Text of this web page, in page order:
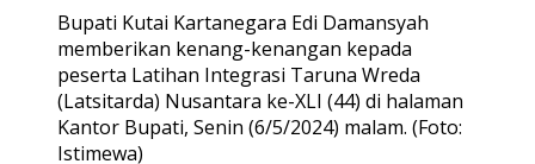
Bupati Kutai Kartanegara Edi Damansyah
memberikan kenang-kenangan kepada
peserta Latihan Integrasi Taruna Wreda
(Latsitarda) Nusantara ke-XLI (44) di halaman
Kantor Bupati, Senin (6/5/2024) malam. (Foto:
Istimewa)